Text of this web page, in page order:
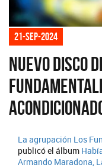
21-sep-2024
Nuevo disco
La agrupación Los
publicó el álbum
Armando Maradona,